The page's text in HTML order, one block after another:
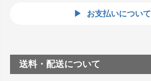
お支払いについて
送料・配送について